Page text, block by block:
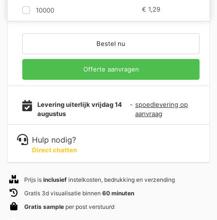
10000 € 1,29
Bestel nu
Offerte aanvragen
Levering uiterlijk vrijdag 14
augustus
- spoedlevering op
aanvraag
Hulp nodig?
Direct chatten
Prijs is inclusief instelkosten, bedrukking en verzending
Gratis 3d visualisatie binnen 60 minuten
Gratis sample per post verstuurd